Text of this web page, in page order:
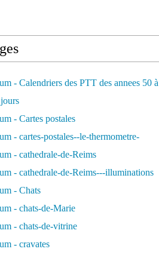
- Calendriers des PTT des annees 50 à
- Cartes postales
- cartes-postales--le-thermometre-
- cathedrale-de-Reims
- cathedrale-de-Reims---illuminations
- Chats
- chats-de-Marie
- chats-de-vitrine
- cravates